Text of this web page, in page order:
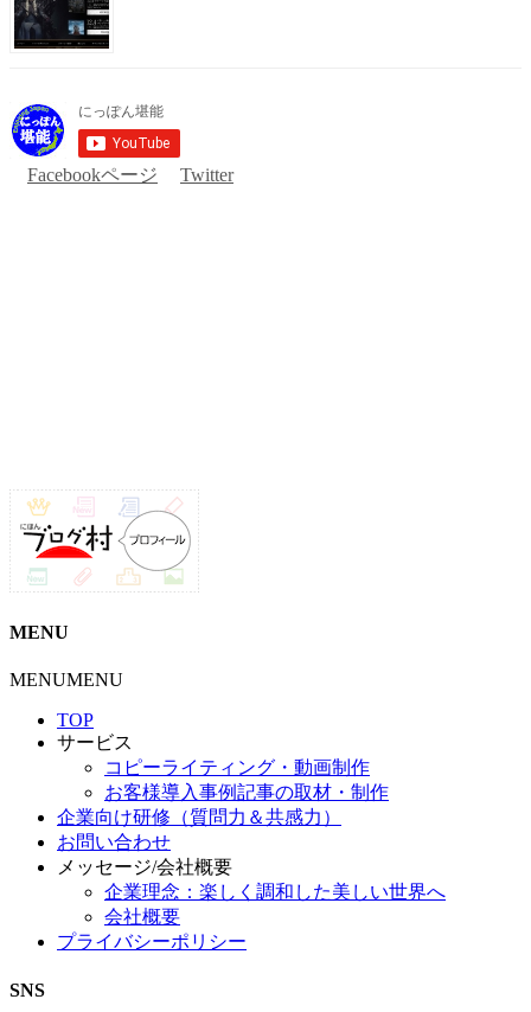
Facebookページ Twitter
MENU
MENUMENU
TOP
サービス
コピーライティング・動画制作
お客様導入事例記事の取材・制作
企業向け研修（質問力＆共感力）
お問い合わせ
メッセージ/会社概要
企業理念：楽しく調和した美しい世界へ
会社概要
プライバシーポリシー
SNS